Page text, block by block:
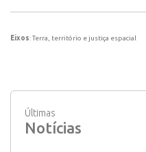
Eixos: Terra, território e justiça espacial
Últimas
Notícias